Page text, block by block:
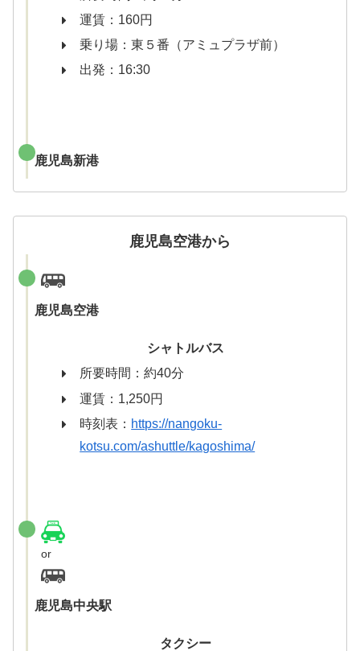
運賃：160円
乗り場：東５番（アミュプラザ前）
出発：16:30
鹿児島新港
鹿児島空港から
鹿児島空港
シャトルバス
所要時間：約40分
運賃：1,250円
時刻表： https://nangoku-
kotsu.com/ashuttle/kagoshima/
or
鹿児島中央駅
タクシー